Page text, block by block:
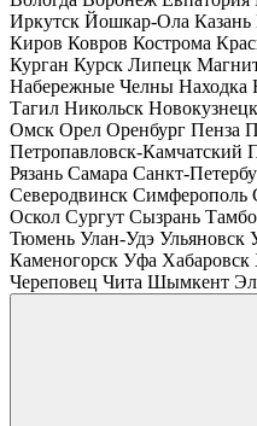
Иркутск Йошкар-Ола Казань
Киров Ковров Кострома
Курган Курск Липецк
Набережные Челны Находка
Тагил Никольск Новокузнецк
Омск Орел Оренбург Пенза
Петропавловск-Камчатский
Рязань Самара Санкт-
Северодвинск Симферополь
Оскол Сургут Сызрань
Тюмень Улан-Удэ Ульяновск
Каменогорск Уфа Хабаровск
Череповец Чита Шымкент